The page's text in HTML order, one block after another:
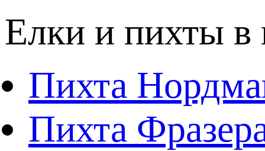
Елки и пихты в
Пихта
Пихта